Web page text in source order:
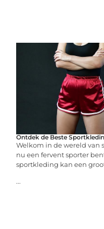
Ontdek de Beste
Welkom in de wereld van
nu een fervent sporter
sportkleding kan een
...